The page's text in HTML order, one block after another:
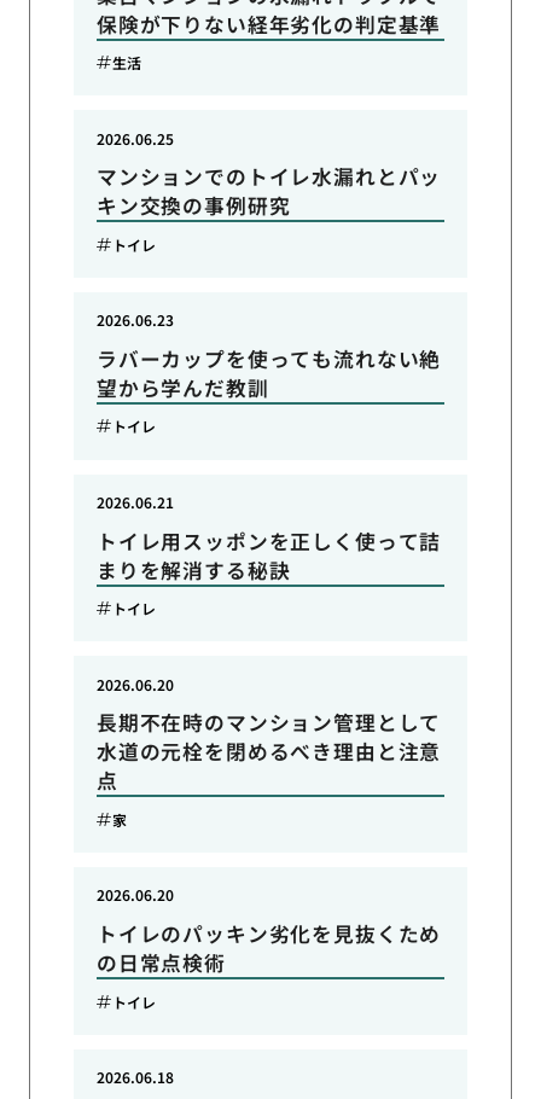
保険が下りない経年劣化の判定基準
生活
マンションでのトイレ水漏れとパッ
キン交換の事例研究
2026.06.25
トイレ
ラバーカップを使っても流れない絶
望から学んだ教訓
2026.06.23
トイレ
トイレ用スッポンを正しく使って詰
まりを解消する秘訣
2026.06.21
トイレ
長期不在時のマンション管理として
水道の元栓を閉めるべき理由と注意
点
2026.06.20
家
トイレのパッキン劣化を見抜くため
の日常点検術
2026.06.20
トイレ
2026.06.18